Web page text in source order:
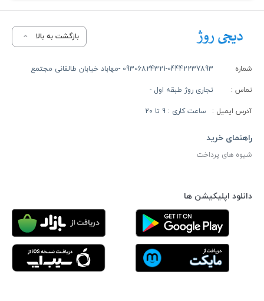
بازگشت به بالا
شماره
تماس :
09306824321-04442237893 -مهاباد خیابان طالقانی مجتمع
تجاری روژ طبقه اول -
آدرس ایمیل : ساعت کاری : 9 تا 20
راهنمای خرید
شیوه های پرداخت
دانلود اپلیکیشن ها